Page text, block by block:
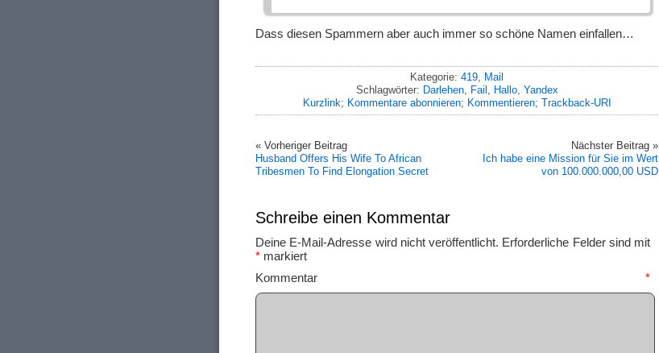
Dass diesen Spammern aber auch immer so schöne Namen einfallen…
Kategorie: 419 Mail
Schlagwörter: Darlehen, Fail Hallo, Yandex
Kurzlink; Kommentare abonnieren; Kommentieren; Trackback-URI
« Vorheriger Beitrag
Husband Offers His Wife To African
Tribesmen To Find Elongation Secret
Nächster Beitrag »
Ich habe eine Mission für Sie im Wert
von 100.000.000,00 USD
Schreibe einen Kommentar
Deine E-Mail-Adresse wird nicht veröffentlicht. Erforderliche Felder sind mit
* markiert
Kommentar *